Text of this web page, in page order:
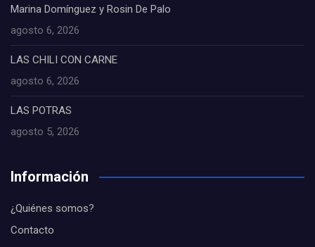
Marina Domínguez y Rosin De Palo
agosto 6, 2026
LAS CHILI CON CARNE
agosto 6, 2026
LAS POTRAS
agosto 5, 2026
Información
¿Quiénes somos?
Contacto